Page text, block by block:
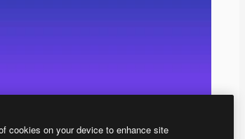
cookies on your device to enhance site